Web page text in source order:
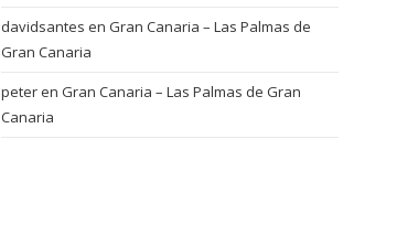
davidsantes en Gran Canaria – Las Palmas de
Gran Canaria
peteren Gran Canaria – Las Palmas de Gran
Canaria